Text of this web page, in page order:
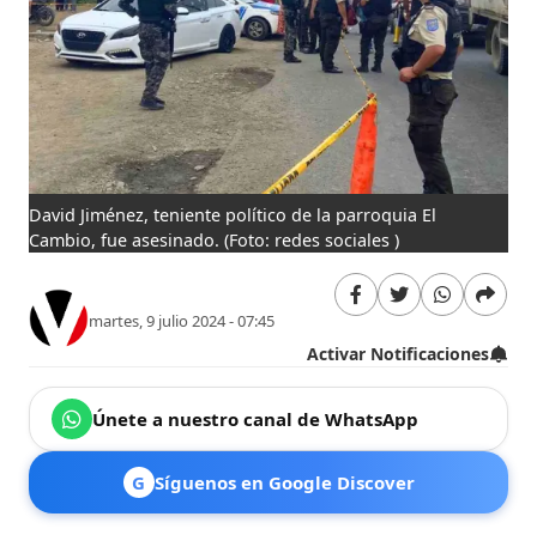
David Jiménez, teniente político de la parroquia El
Cambio, fue asesinado.(Foto: redes sociales )
martes, 9 julio 2024 - 07:45
Activar Notificaciones
Únete a nuestro canal de WhatsApp
G Síguenos en Google Discover